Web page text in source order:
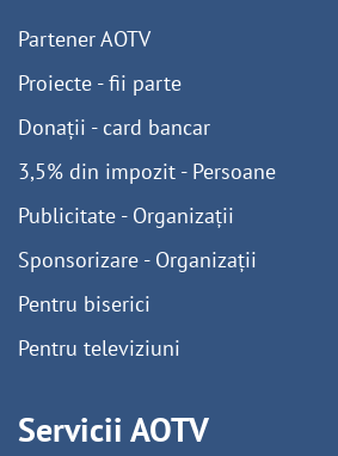
Partener AOTV
Proiecte - fii parte
Donații - card bancar
3,5% din impozit - Persoane
Publicitate - Organizații
Sponsorizare - Organizații
Pentru biserici
Pentru televiziuni
Servicii AOTV